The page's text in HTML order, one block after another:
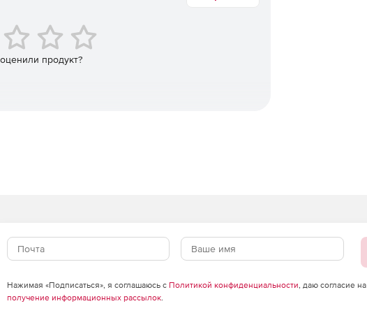
различные протоколы: SNMP и WMI, Packet Sniffing,
для всех основных сетевых сервисов,
продукт?
Нажимая «Подписаться», я соглашаюсь с Политикой конфиденциальности, даю согласие на
получение информационных рассылок.